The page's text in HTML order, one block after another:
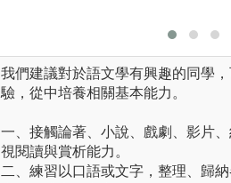
我們建議對於語文學有興趣的同學
驗，從中培養相關基本能力。
一、接觸論著、小說、戲劇、影片
視閱讀與賞析能力。
二、練習以口語或文字，整理、歸